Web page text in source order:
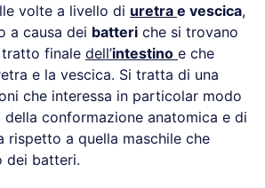
volte a livello di uretra e vescica,
a causa dei batteri che si trovano
finale dell’intestino e che
e la vescica. Si tratta di una
che interessa in particolar modo
della conformazione anatomica e di
rispetto a quella maschile che
dei batteri.